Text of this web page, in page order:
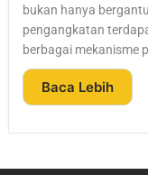
bukan hanya
pengangkatan
berbagai mekanisme
Baca Lebih